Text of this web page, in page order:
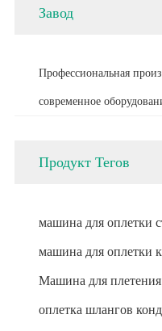
Завод
Профессиональная
современное
Продукт Тегов
машина для оплетки
машина для оплетки
Машина для
оплетка шлангов